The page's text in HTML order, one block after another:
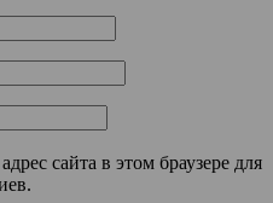
сайта в этом браузере для